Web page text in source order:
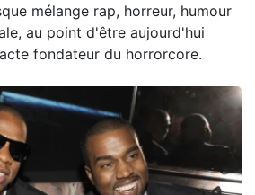
mélange rap, horreur, humour
au point d'être aujourd'hui
fondateur du horrorcore.